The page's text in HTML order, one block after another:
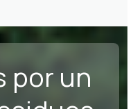
por un